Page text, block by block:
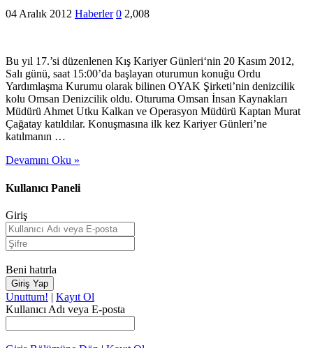
04 Aralık 2012 Haberler 0 2,008
Bu yıl 17.’si düzenlenen Kış Kariyer Günleri‘nin 20 Kasım 2012,
Salı günü, saat 15:00’da başlayan oturumun konuğu Ordu
Yardımlaşma Kurumu olarak bilinen OYAK Şirketi’nin denizcilik
kolu Omsan Denizcilik oldu. Oturuma Omsan İnsan Kaynakları
Müdürü Ahmet Utku Kalkan ve Operasyon Müdürü Kaptan Murat
Çağatay katıldılar. Konuşmasına ilk kez Kariyer Günleri’ne
katılmanın …
Devamını Oku »
Kullanıcı Paneli
Giriş
Beni hatırla
Unuttum! | Kayıt Ol
Kullanıcı Adı veya E-posta